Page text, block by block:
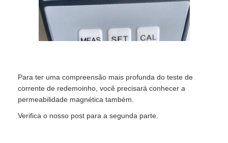
Para ter uma compreensão mais profunda do teste de
corrente de redemoinho, você precisará conhecer a
permeabilidade magnética também.
Verifica o nosso post para a segunda parte.